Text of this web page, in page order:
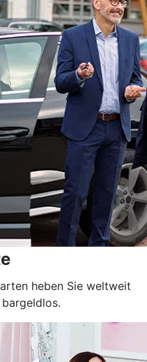
heben Sie weltweit